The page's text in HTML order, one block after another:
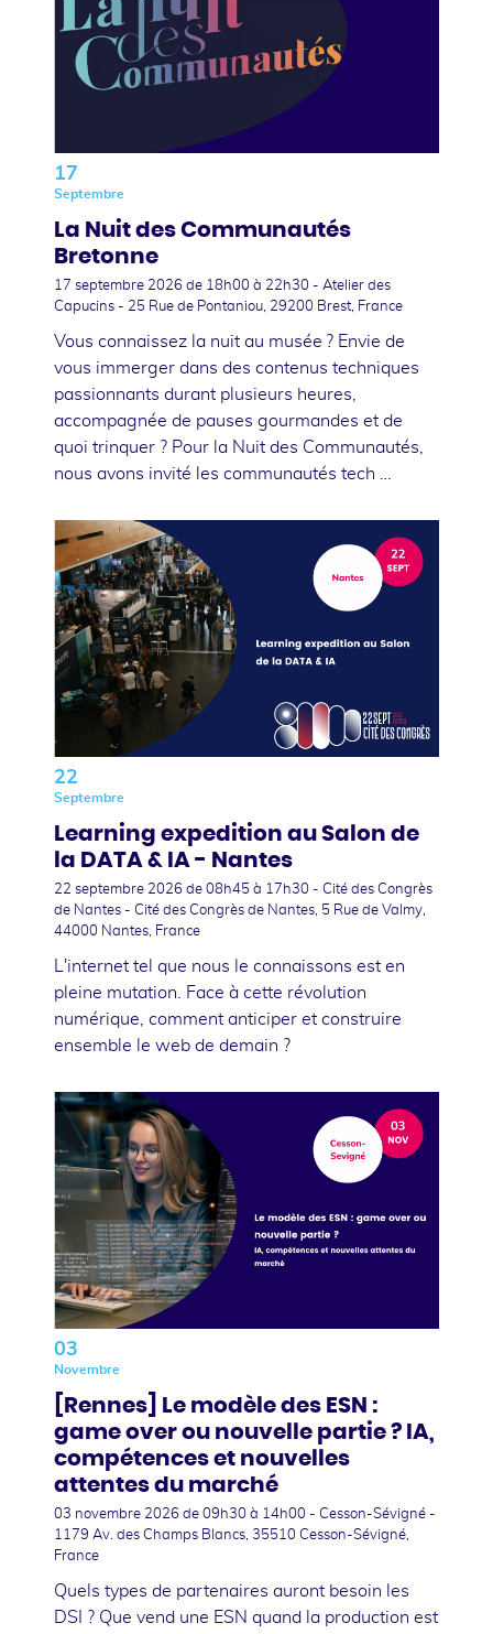
17
Septembre
La Nuit des Communautés
Bretonne
17 septembre 2026 de 18h00 à 22h30 - Atelier des
Capucins - 25 Rue de Pontaniou, 29200 Brest, France
Vous connaissez la nuit au musée ? Envie de
vous immerger dans des contenus techniques
passionnants durant plusieurs heures,
accompagnée de pauses gourmandes et de
quoi trinquer ? Pour la Nuit des Communautés,
nous avons invité les communautés tech …
22
Septembre
Learning expedition au Salon de
la DATA & IA - Nantes
22 septembre 2026 de 08h45 à 17h30 - Cité des Congrès
de Nantes - Cité des Congrès de Nantes, 5 Rue de Valmy,
44000 Nantes, France
L'internet tel que nous le connaissons est en
pleine mutation. Face à cette révolution
numérique, comment anticiper et construire
ensemble le web de demain ?
03
Novembre
[Rennes] Le modèle des ESN :
game over ou nouvelle partie ? IA,
compétences et nouvelles
attentes du marché
03 novembre 2026 de 09h30 à 14h00 - Cesson-Sévigné -
1179 Av. des Champs Blancs, 35510 Cesson-Sévigné,
France
Quels types de partenaires auront besoin les
DSI ? Que vend une ESN quand la production est